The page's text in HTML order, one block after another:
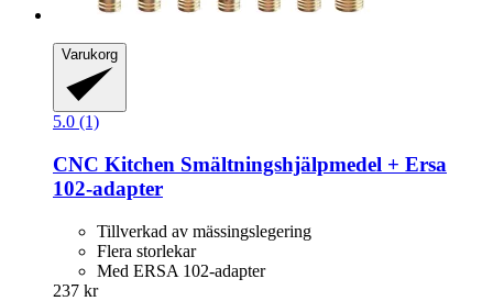
Varukorg
5.0 (1)
CNC Kitchen Smältningshjälpmedel + Ersa
102-​adapter
Tillverkad av mässingslegering
Flera storlekar
Med ERSA 102-adapter
237 kr